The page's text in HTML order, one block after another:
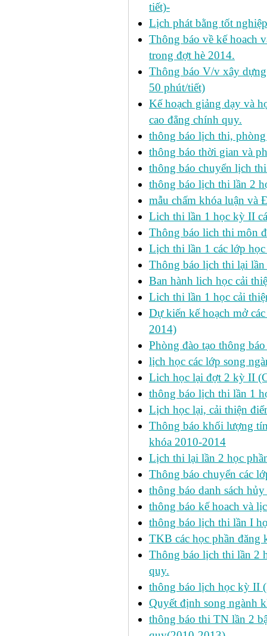
tiết)-
Lịch phát bằng tốt
Thông báo về kế hoach
trong đợt hè 2014.
Thông báo V/v xây
50 phút/tiết)
Kế hoạch giảng dạy và
cao đẳng chính quy.
thông báo lịch thi,
thông báo thời gian và
thông báo chuyển lịch
thông báo lịch thi lần 2
mẫu chấm khóa luận và
Lich thi lần 1 học kỳ II
Thông báo lich thi môn
Lịch thi lần 1 các lớp
Thông báo lịch thi lại
Ban hành lich học cải
Lich thi lần 1 học cải
Dự kiến kế hoạch mở
2014)
Phòng đào tạo thông
lịch học các lớp song
Lich học lại đợt 2 kỳ II
thông báo lịch thi lần 1
Lịch học lại, cải thiện
Thông báo khối lượng
khóa 2010-2014
Lịch thi lại lần 2 học
Thông báo chuyển các
thông báo danh sách
thông báo kế hoach và
thông báo lịch thi lần I
TKB các học phần
Thông báo lịch thi lần 2
quy.
thông báo lịch học kỳ II
Quyết định song ngành
thông báo thi TN lần 2